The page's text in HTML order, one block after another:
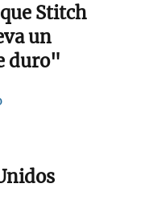
Stitch
un
duro"